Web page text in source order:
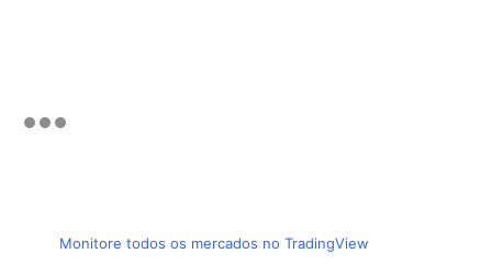
Monitore todos os mercados no TradingView